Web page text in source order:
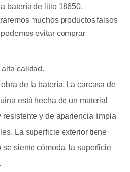
batería de litio 18650,
muchos productos falsos
evitar comprar
calidad.
de la batería. La carcasa de
está hecha de un material
resistente y de apariencia limpia
La superficie exterior tiene
se siente cómoda, la superficie